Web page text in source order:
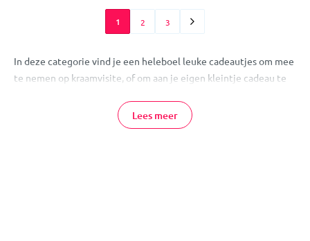
1 2 3
In deze categorie vind je een heleboel leuke cadeautjes om mee
te nemen op kraamvisite, of om aan je eigen kleintje cadeau te
Baby Cadeau Online Kopen
Lees meer